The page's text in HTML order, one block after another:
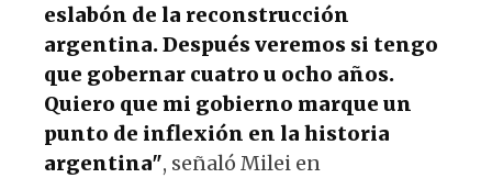
eslabón de la reconstrucción
argentina. Después veremos si tengo
que gobernar cuatro u ocho años.
Quiero que mi gobierno marque un
punto de inflexión en la historia
argentina", señaló Milei en